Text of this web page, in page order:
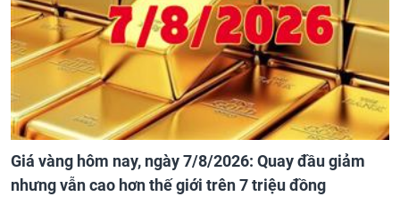
Giá vàng hôm nay, ngày 7/8/2026: Quay đầu giảm
nhưng vẫn cao hơn thế giới trên 7 triệu đồng